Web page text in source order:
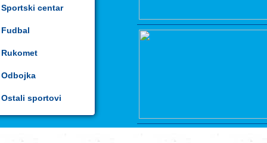
Sportski centar
Fudbal
Rukomet
Odbojka
Ostali sportovi